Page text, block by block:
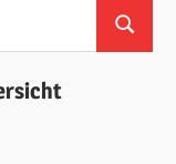
Suchen